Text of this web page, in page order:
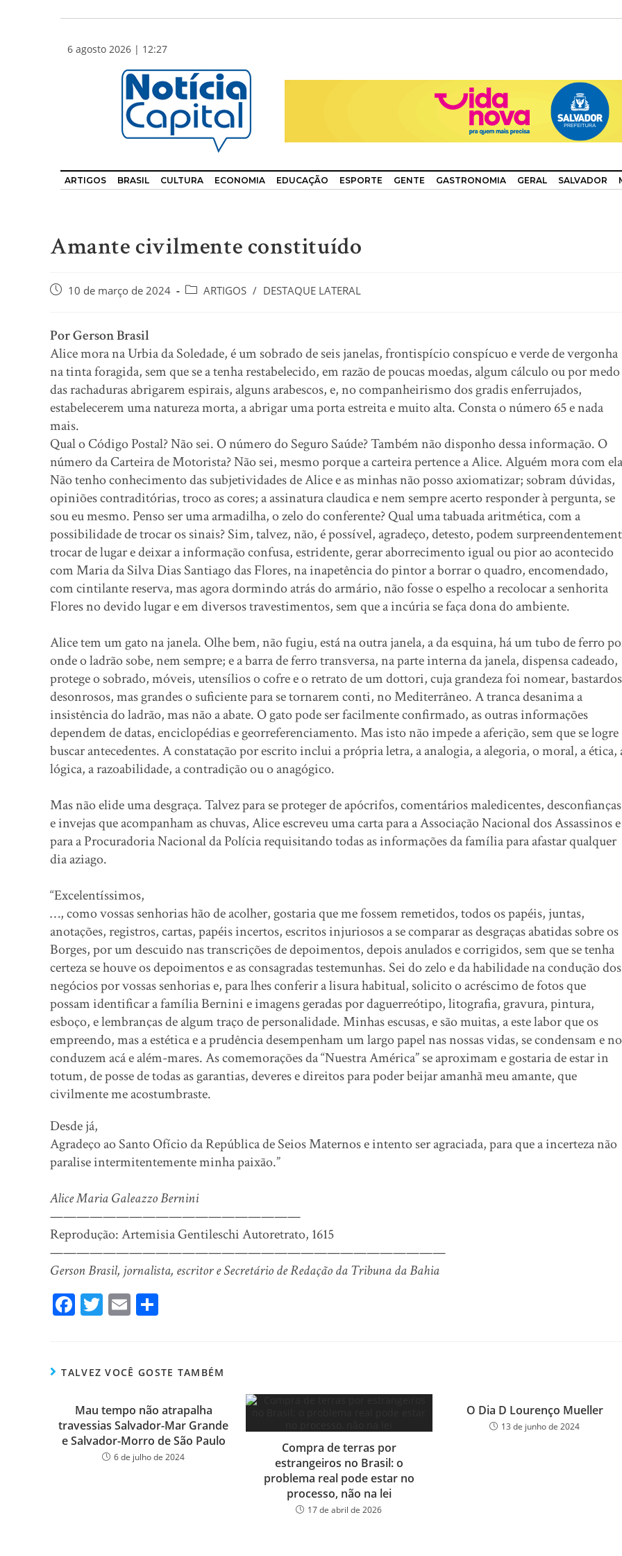
6 agosto 2026 | 12:27
ARTIGOS BRASIL CULTURA ECONOMIA EDUCAÇÃO ESPORTE GENTE GASTRONOMIA GERAL SALVADOR
Amante civilmente constituído
10 de março de 2024 ARTIGOS / DESTAQUE LATERAL
Por Gerson Brasil
Alice mora na Urbia da Soledade, é um sobrado de seis janelas, frontispício conspícuo e verde de vergonha
na tinta foragida, sem que se a tenha restabelecido, em razão de poucas moedas, algum cálculo ou por medo
das rachaduras abrigarem espirais, alguns arabescos, e, no companheirismo dos gradis enferrujados,
estabelecerem uma natureza morta, a abrigar uma porta estreita e muito alta. Consta o número 65 e nada
mais.
Qual o Código Postal? Não sei. O número do Seguro Saúde? Também não disponho dessa informação. O
número da Carteira de Motorista? Não sei, mesmo porque a carteira pertence a Alice. Alguém mora com
Não tenho conhecimento das subjetividades de Alice e as minhas não posso axiomatizar; sobram dúvidas,
opiniões contraditórias, troco as cores; a assinatura claudica e nem sempre acerto responder à pergunta, se
sou eu mesmo. Penso ser uma armadilha, o zelo do conferente? Qual uma tabuada aritmética, com a
possibilidade de trocar os sinais? Sim, talvez, não, é possível, agradeço, detesto, podem
trocar de lugar e deixar a informação confusa, estridente, gerar aborrecimento igual ou pior ao acontecido
com Maria da Silva Dias Santiago das Flores, na inapetência do pintor a borrar o quadro, encomendado,
com cintilante reserva, mas agora dormindo atrás do armário, não fosse o espelho a recolocar a senhorita
Flores no devido lugar e em diversos travestimentos, sem que a incúria se faça dona do ambiente.
Alice tem um gato na janela. Olhe bem, não fugiu, está na outra janela, a da esquina, há um tubo de ferro
onde o ladrão sobe, nem sempre; e a barra de ferro transversa, na parte interna da janela, dispensa cadeado,
protege o sobrado, móveis, utensílios o cofre e o retrato de um dottori, cuja grandeza foi nomear, bastardos
desonrosos, mas grandes o suficiente para se tornarem conti, no Mediterrâneo. A tranca desanima a
insistência do ladrão, mas não a abate. O gato pode ser facilmente confirmado, as outras informações
dependem de datas, enciclopédias e georreferenciamento. Mas isto não impede a aferição, sem que se logre
buscar antecedentes. A constatação por escrito inclui a própria letra, a analogia, a alegoria, o moral, a ética,
lógica, a razoabilidade, a contradição ou o anagógico.
Mas não elide uma desgraça. Talvez para se proteger de apócrifos, comentários maledicentes, desconfianças
e invejas que acompanham as chuvas, Alice escreveu uma carta para a Associação Nacional dos Assassinos e
para a Procuradoria Nacional da Polícia requisitando todas as informações da família para afastar qualquer
dia aziago.
“Excelentíssimos,
…, como vossas senhorias hão de acolher, gostaria que me fossem remetidos, todos os papéis, juntas,
anotações, registros, cartas, papéis incertos, escritos injuriosos a se comparar as desgraças abatidas sobre os
Borges, por um descuido nas transcrições de depoimentos, depois anulados e corrigidos, sem que se tenha
certeza se houve os depoimentos e as consagradas testemunhas. Sei do zelo e da habilidade na condução dos
negócios por vossas senhorias e, para lhes conferir a lisura habitual, solicito o acréscimo de fotos que
possam identificar a família Bernini e imagens geradas por daguerreótipo, litografia, gravura, pintura,
esboço, e lembranças de algum traço de personalidade. Minhas escusas, e são muitas, a este labor que os
empreendo, mas a estética e a prudência desempenham um largo papel nas nossas vidas, se condensam e
conduzem acá e além-mares. As comemorações da “Nuestra América” se aproximam e gostaria de estar in
totum, de posse de todas as garantias, deveres e direitos para poder beijar amanhã meu amante, que
civilmente me acostumbraste.
Desde já,
Agradeço ao Santo Ofício da República de Seios Maternos e intento ser agraciada, para que a incerteza não
paralise intermitentemente minha paixão.”
Alice Maria Galeazzo Bernini
———————————————————
Reprodução: Artemisia Gentileschi Autoretrato, 1615
——————————————————————————————
Gerson Brasil, jornalista, escritor e Secretário de Redação da Tribuna da Bahia
Fa
ok
T
er
E
TALVEZ VOCÊ GOSTE TAMBÉM
Mau tempo não atrapalha
travessias Salvador-Mar Grande
e Salvador-Morro de São Paulo
6 de julho de 2024
Compra de terras por
estrangeiros no Brasil: o
problema real pode estar no
processo, não na lei
17 de abril de 2026
O Dia D Lourenço Mueller
13 de junho de 2024